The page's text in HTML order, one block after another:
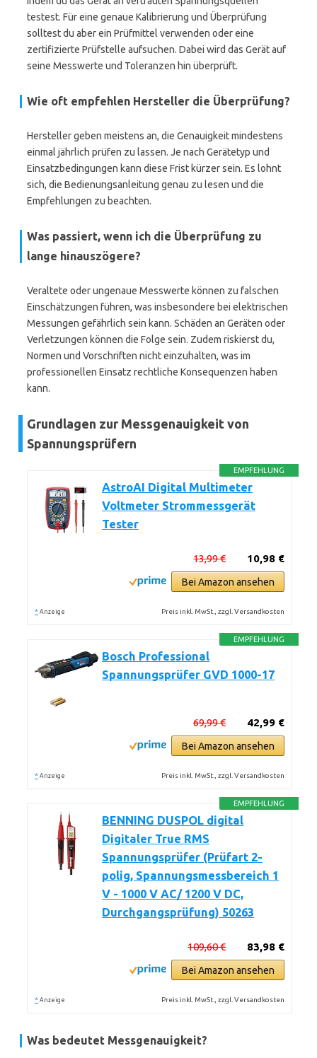
testest. Für eine genaue Kalibrierung und Überprüfung
solltest du aber ein Prüfmittel verwenden oder eine
zertifizierte Prüfstelle aufsuchen. Dabei wird das Gerät auf
seine Messwerte und Toleranzen hin überprüft.
Wie oft empfehlen Hersteller die Überprüfung?
Hersteller geben meistens an, die Genauigkeit mindestens
einmal jährlich prüfen zu lassen. Je nach Gerätetyp und
Einsatzbedingungen kann diese Frist kürzer sein. Es lohnt
sich, die Bedienungsanleitung genau zu lesen und die
Empfehlungen zu beachten.
Was passiert, wenn ich die Überprüfung zu
lange hinauszögere?
Veraltete oder ungenaue Messwerte können zu falschen
Einschätzungen führen, was insbesondere bei elektrischen
Messungen gefährlich sein kann. Schäden an Geräten oder
Verletzungen können die Folge sein. Zudem riskierst du,
Normen und Vorschriften nicht einzuhalten, was im
professionellen Einsatz rechtliche Konsequenzen haben
kann.
Grundlagen zur Messgenauigkeit von
Spannungsprüfern
EMPFEHLUNG
AstroAI Digital Multimeter
Voltmeter Strommessgerät
Tester
10,98 €
13,99 €
Bei Amazon ansehen
* Anzeige Preis inkl. MwSt., zzgl. Versandkosten
EMPFEHLUNG
Bosch Professional
Spannungsprüfer GVD 1000-17
42,99 €
69,99 €
Bei Amazon ansehen
* Anzeige Preis inkl. MwSt., zzgl. Versandkosten
EMPFEHLUNG
BENNING DUSPOL digital
Digitaler True RMS
Spannungsprüfer (Prüfart 2-
polig, Spannungsmessbereich 1
V - 1000 V AC/ 1200 V DC,
Durchgangsprüfung) 50263
83,98 €
109,60 €
Bei Amazon ansehen
* Anzeige Preis inkl. MwSt., zzgl. Versandkosten
Was bedeutet Messgenauigkeit?